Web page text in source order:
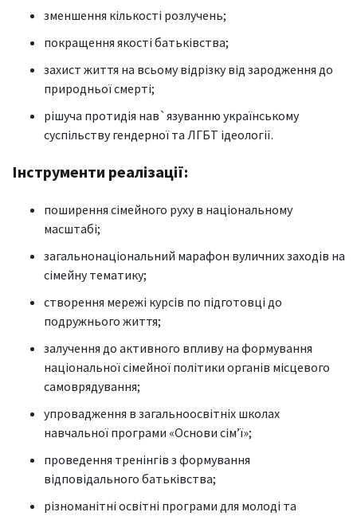
зменшення кількості розлучень;
покращення якості батьківства;
захист життя на всьому відрізку від зародження до
природньої смерті;
рішуча протидія нав`язуванню українському
суспільству гендерної та ЛГБТ ідеології.
Інструменти реалізації:
поширення сімейного руху в національному
масштабі;
загальнонаціональний марафон вуличних заходів на
сімейну тематику;
створення мережі курсів по підготовці до
подружнього життя;
залучення до активного впливу на формування
національної сімейної політики органів місцевого
самоврядування;
упровадження в загальноосвітніх школах
навчальної програми «Основи сім’ї»;
проведення тренінгів з формування
відповідального батьківства;
різноманітні освітні програми для молоді та